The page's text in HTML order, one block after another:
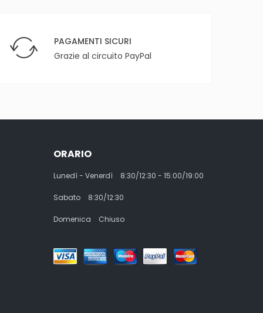
PAGAMENTI SICURI
Grazie al circuito PayPal
ORARIO
Lunedì - Venerdì 8:30/12:30 - 15:00/19:00
Sabato 8:30/12:30
Domenica Chiuso